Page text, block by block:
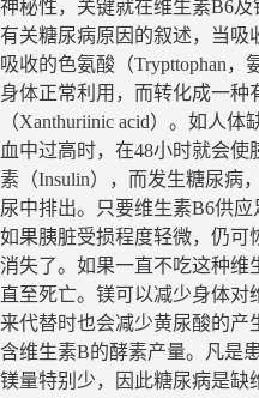
神秘性，关键就在维生素B6及
有关糖尿病原因的叙述，当吸
吸收的色氨酸（Trypttophan，
身体正常利用，而转化成一种
（Xanthuriinic acid）。如人
血中过高时，在48小时就会使
素（Insulin），而发生糖尿病
尿中排出。只要维生素B6供应
如果胰脏受损程度轻微，仍可
消失了。如果一直不吃这种维
直至死亡。镁可以减少身体对
来代替时也会减少黄尿酸的产
含维生素B的酵素产量。凡是
镁量特别少，因此糖尿病是缺